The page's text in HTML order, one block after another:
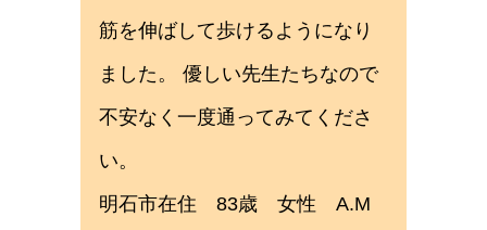
筋を伸ばして歩けるようになり
ました。 優しい先生たちなので
不安なく一度通ってみてくださ
い。
明石市在住 83歳 女性 A.M